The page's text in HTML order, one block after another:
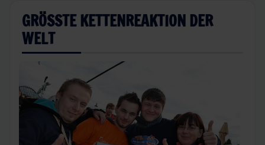
GRÖSSTE KETTENREAKTION DER W
ELT